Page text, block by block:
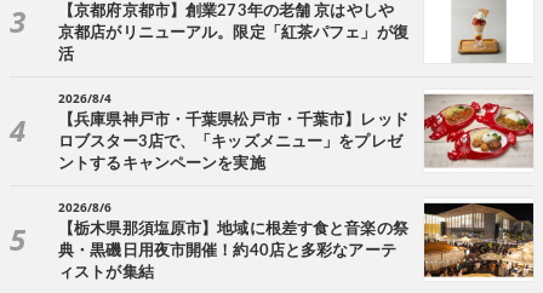
【京都府京都市】創業273年の老舗 京はやしや
京都店がリニューアル。限定「紅茶パフェ」が復
活
2026/8/4
【兵庫県神戸市・千葉県松戸市・千葉市】レッド
ロブスター3店で、「キッズメニュー」をプレゼ
ントするキャンペーンを実施
2026/8/6
【栃木県那須塩原市】地域に根差す食と音楽の祭
典・黒磯日用夜市開催！約40店と多彩なアーテ
ィストが集結